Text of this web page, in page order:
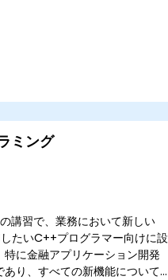
ミング
講習で、業務において新しい
たいC++プログラマー向けに設
特に金融アプリケーション開発
あり、すべての新機能について